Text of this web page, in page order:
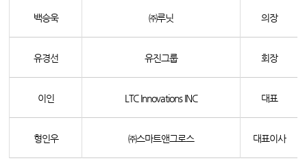
백승욱 ㈜루닛 의장
유경선 유진그룹 회장
이인 LTC Innovations INC 대표
형인우 ㈜스마트앤그로스 대표이사